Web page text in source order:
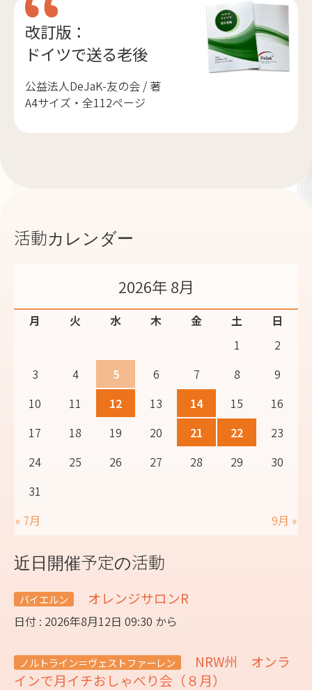
改訂版：
ドイツで送る老後
公益法人DeJaK-友の会 / 著
A4サイズ・全112ページ
活動カレンダー
2026年 8月
月 火 水 木 金 土
日
1
2
3
4 5 6 7 8
9
10
11 12 13 14 15
16
17
18 19 20 21 22
23
24
25 26 27 28 29
30
31
« 7月
9月 »
近日開催予定の活動
バイエルン オレンジサロンR
日付 : 2026年8月12日 09:30 から
ノルトライン＝ヴェストファーレン
NRW州 オンラ
インで月イチおしゃべり会（８月）